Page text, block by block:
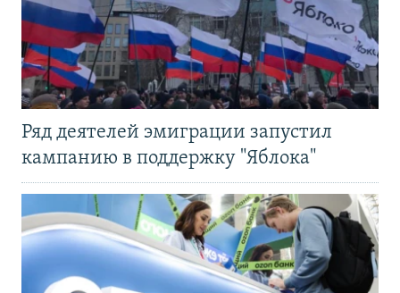
Ряд деятелей эмиграции запустил
кампанию в поддержку "Яблока"